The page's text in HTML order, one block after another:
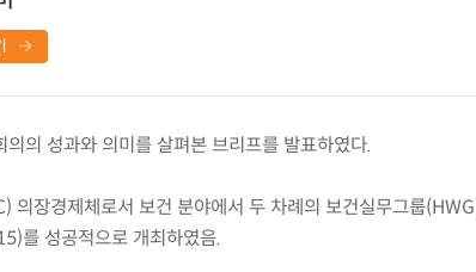
의 성과와 의미를 살펴본 브리프를 발표하였다.
장경제체로서 보건 분야에서 두 차례의 보건실무그룹
를 성공적으로 개최하였음.